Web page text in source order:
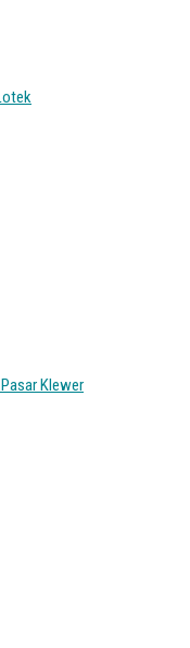
Klewer